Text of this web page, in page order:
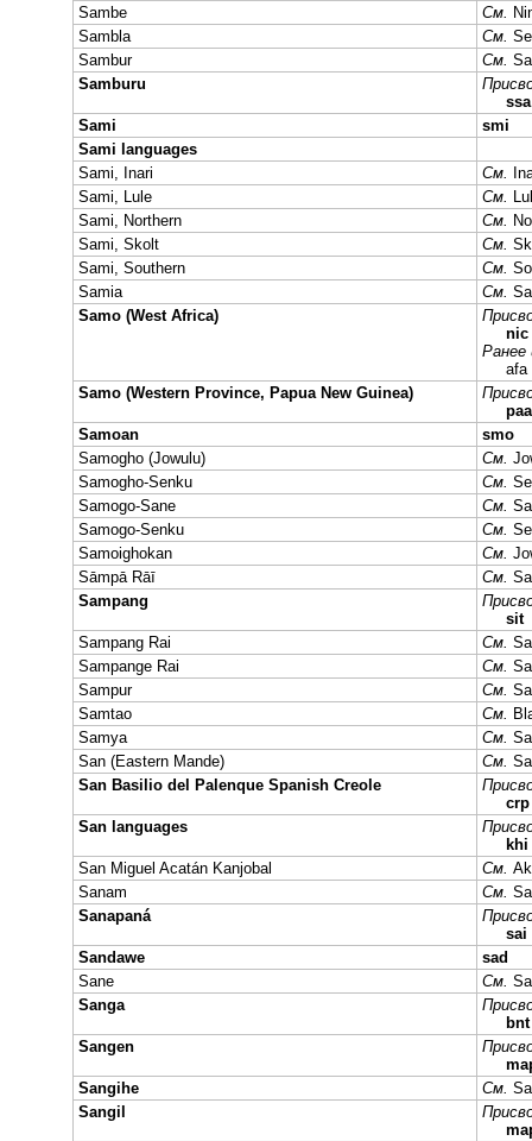
Sambe
См.
Sambla
См.
Sambur
См.
Samburu
Sami
smi
Sami languages
Sami, Inari
См.
Sami, Lule
См.
Sami, Northern
См.
Sami, Skolt
См.
Sami, Southern
См.
Samia
См.
Samo (West Africa)
nic
Ранее
Samo (Western Province, Papua New Guinea)
Samoan
smo
Samogho (Jowulu)
См.
Samogho-Senku
См.
Samogo-Sane
См.
Samogo-Senku
См.
Samoighokan
См.
Sāmpā Rāī
См.
Sampang
sit
Sampang Rai
См.
Sampange Rai
См.
Sampur
См.
Samtao
См.
Samya
См.
San (Eastern Mande)
См.
San Basilio del Palenque Spanish Creole
crp
San languages
khi
San Miguel Acatán Kanjobal
См.
Sanam
См.
Sanapaná
sai
Sandawe
sad
Sane
См.
Sanga
Sangen
Sangihe
См.
Sangil